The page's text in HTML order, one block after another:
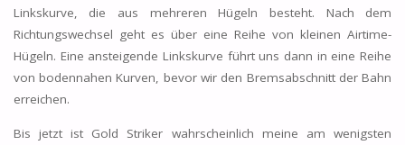
Linkskurve, die aus mehreren Hügeln besteht. Nach dem
Richtungswechsel geht es über eine Reihe von kleinen Airtime-
Hügeln. Eine ansteigende Linkskurve führt uns dann in eine Reihe
von bodennahen Kurven, bevor wir den Bremsabschnitt der Bahn
erreichen.
Bis jetzt ist Gold Striker wahrscheinlich meine am wenigsten